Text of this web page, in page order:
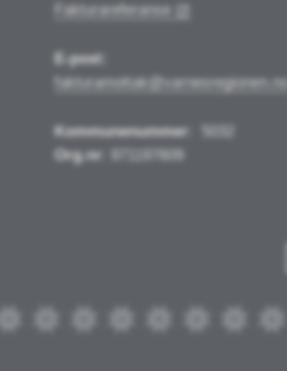
Fakturareferanse
E-post:
fakturamottak@varnesregionen.no
Kommunenummer
Org.nr